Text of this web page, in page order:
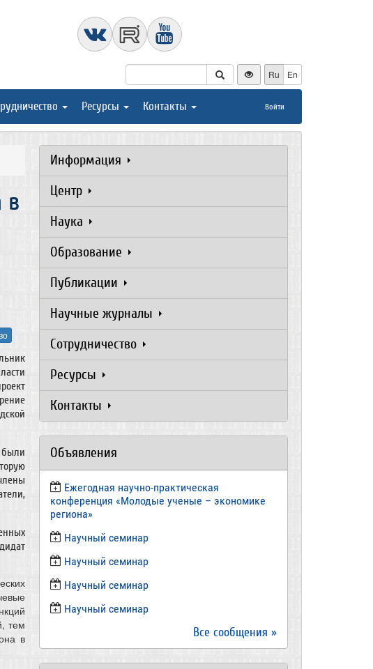
Ru En
Ресурсы Контакты Войти
в
тем
в
Информация
Центр
Наука
Образование
Публикации
Научные журналы
Сотрудничество
Ресурсы
Контакты
Объявления
Ежегодная научно-практическая
конференция «Молодые ученые – экономике
региона»
​Научный семинар
​Научный семинар
Научный семинар
​Научный семинар
Все сообщения »